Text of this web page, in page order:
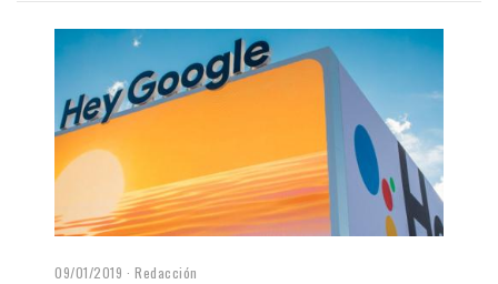
09/01/2019 Redacción